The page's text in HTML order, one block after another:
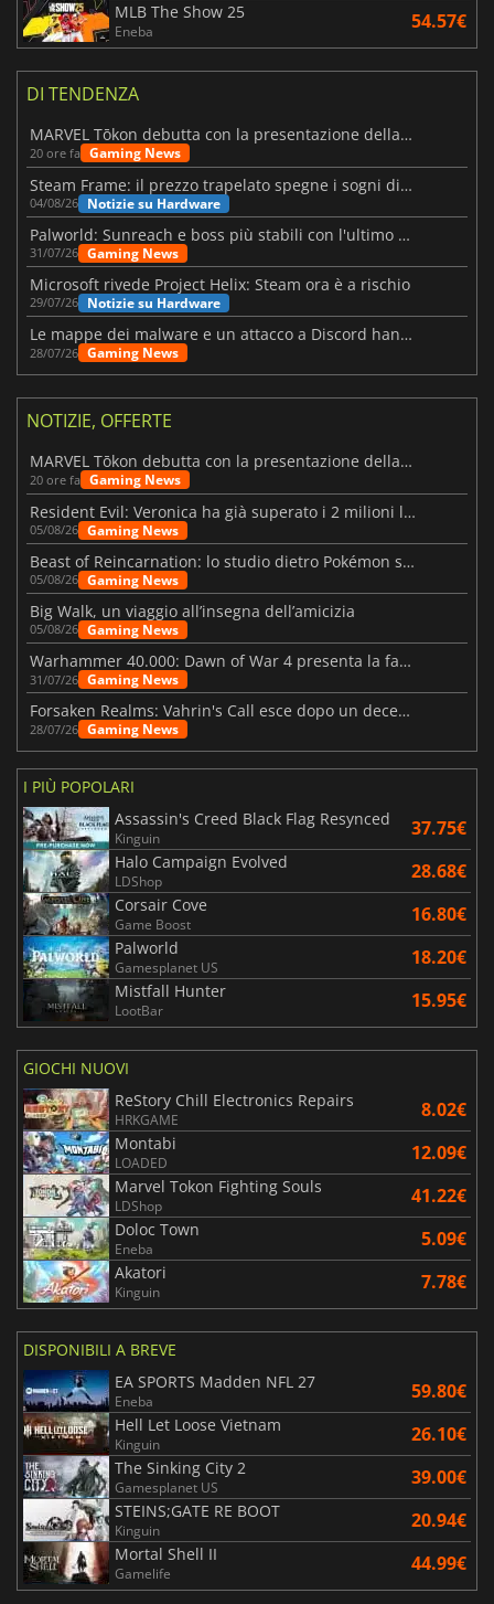
MLB The Show 25
Eneba 54.57€
DI TENDENZA
MARVEL Tōkon debutta con la presentazione della roadmap per il primo anno
20 ore fa Gaming News
Steam Frame: il prezzo trapelato spegne i sogni di un VR economico
04/08/26 Notizie su Hardware
Palworld: Sunreach e boss più stabili con l'ultimo update
31/07/26 Gaming News
Microsoft rivede Project Helix: Steam ora è a rischio
29/07/26 Notizie su Hardware
Le mappe dei malware e un attacco a Discord hanno colpito Meccha Chameleon
28/07/26 Gaming News
NOTIZIE, OFFERTE
MARVEL Tōkon debutta con la presentazione della roadmap per il primo anno
20 ore fa Gaming News
Resident Evil: Veronica ha già superato i 2 milioni liste dei desideri
05/08/26 Gaming News
Beast of Reincarnation: lo studio dietro Pokémon su una nuova strada
05/08/26 Gaming News
Big Walk, un viaggio all’insegna dell’amicizia
05/08/26 Gaming News
Warhammer 40.000: Dawn of War 4 presenta la fazione dei Necron
31/07/26 Gaming News
Forsaken Realms: Vahrin's Call esce dopo un decennio di sviluppo
28/07/26 Gaming News
I PIÙ POPOLARI
Assassin's Creed Black Flag Resynced
Kinguin 37.75€
Halo Campaign Evolved
LDShop 28.68€
Corsair Cove
Game Boost 16.80€
Palworld
Gamesplanet US 18.20€
Mistfall Hunter
LootBar 15.95€
GIOCHI NUOVI
ReStory Chill Electronics Repairs
HRKGAME 8.02€
Montabi
LOADED 12.09€
Marvel Tokon Fighting Souls
LDShop 41.22€
Doloc Town
Eneba 5.09€
Akatori
Kinguin 7.78€
DISPONIBILI A BREVE
EA SPORTS Madden NFL 27
Eneba 59.80€
Hell Let Loose Vietnam
Kinguin 26.10€
The Sinking City 2
Gamesplanet US 39.00€
STEINS;GATE RE BOOT
Kinguin 20.94€
Mortal Shell II
Gamelife 44.99€